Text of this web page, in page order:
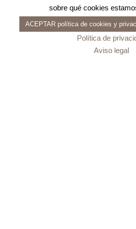
sobre qué cookies
ACEPTAR política de cookies y
Política de
Aviso legal